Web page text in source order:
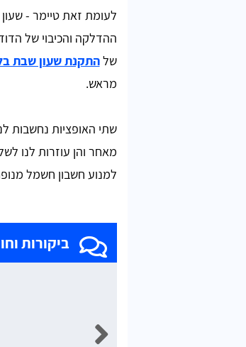
לעומת זאת טיימר -
ההדלקה והכיבוי של
שלהתקנת שעון שבת
מראש.
שתי האופציות נחשבות
מאחר והן עוזרות לנו
למנוע חשבון חשמל
ביקורות